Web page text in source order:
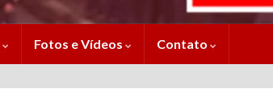
Fotos e Vídeos Contato